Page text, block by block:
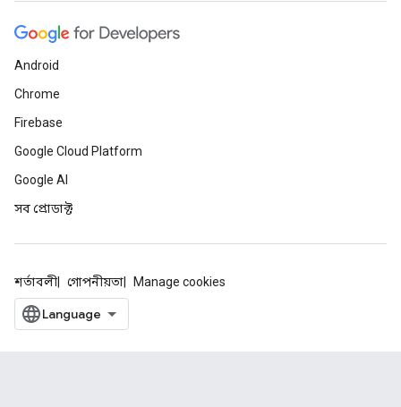
Android
Chrome
Firebase
Google Cloud Platform
Google AI
সব প্রোডাক্ট
শর্তাবলী গোপনীয়তা Manage cookies